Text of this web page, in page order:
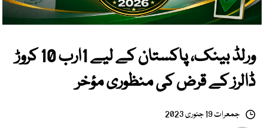
ورلڈ بینک، پاکستان کے لیے 1ارب 10 کروڑ
ڈالرز کے قرض کی منظوری مؤخر
جمعرات 19 جنوری 2023